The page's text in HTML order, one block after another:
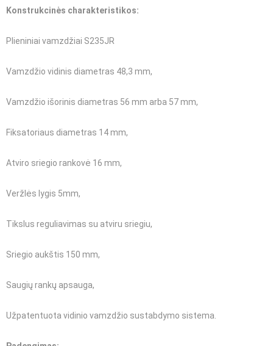
Konstrukcinės charakteristikos:
Plieniniai vamzdžiai S235JR
Vamzdžio vidinis diametras 48,3 mm,
Vamzdžio išorinis diametras 56 mm arba 57 mm,
Fiksatoriaus diametras 14 mm,
Atviro sriegio rankovė 16 mm,
Veržlės lygis 5mm,
Tikslus reguliavimas su atviru sriegiu,
Sriegio aukštis 150 mm,
Saugių rankų apsauga,
Užpatentuota vidinio vamzdžio sustabdymo sistema.